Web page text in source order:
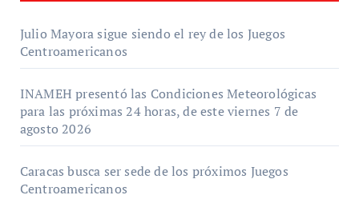
Julio Mayora sigue siendo el rey de los Juegos
Centroamericanos
INAMEH presentó las Condiciones Meteorológicas
para las próximas 24 horas, de este viernes 7 de
agosto 2026
Caracas busca ser sede de los próximos Juegos
Centroamericanos